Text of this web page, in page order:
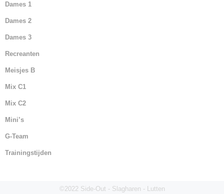
Dames 1
Dames 2
Dames 3
Recreanten
Meisjes B
Mix C1
Mix C2
Mini’s
G-Team
Trainingstijden
©2022 Side-Out - Slagharen - Lutten